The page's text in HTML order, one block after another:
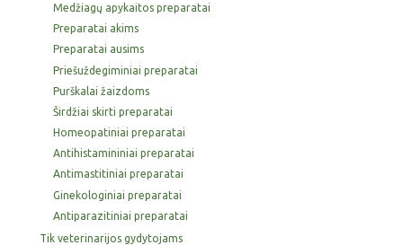
Medžiagų apykaitos preparatai
Preparatai akims
Preparatai ausims
Priešuždegiminiai preparatai
Purškalai žaizdoms
Širdžiai skirti preparatai
Homeopatiniai preparatai
Antihistamininiai preparatai
Antimastitiniai preparatai
Ginekologiniai preparatai
Antiparazitiniai preparatai
Tik veterinarijos gydytojams